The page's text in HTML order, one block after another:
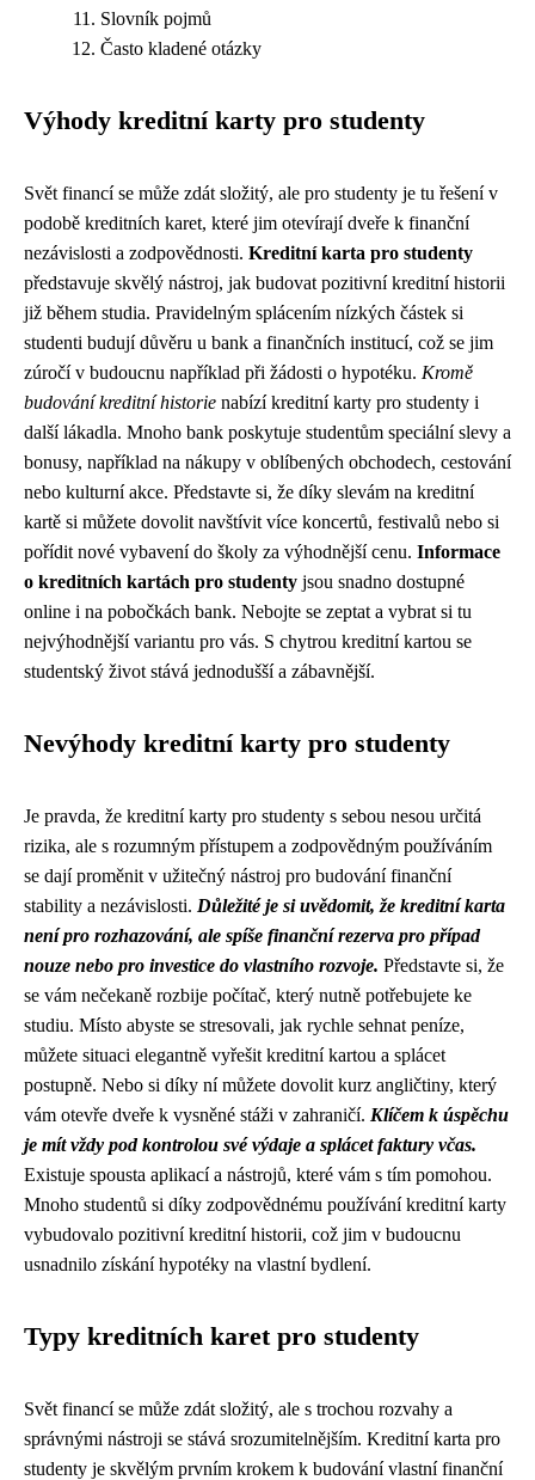
Slovník pojmů
Často kladené otázky
Výhody kreditní karty pro studenty
Svět financí se může zdát složitý, ale pro studenty je tu řešení v
podobě kreditních karet, které jim otevírají dveře k finanční
nezávislosti a zodpovědnosti. Kreditní karta pro studenty
představuje skvělý nástroj, jak budovat pozitivní kreditní historii
již během studia. Pravidelným splácením nízkých částek si
studenti budují důvěru u bank a finančních institucí, což se jim
zúročí v budoucnu například při žádosti o hypotéku. Kromě
budování kreditní historie nabízí kreditní karty pro studenty i
další lákadla. Mnoho bank poskytuje studentům speciální slevy a
bonusy, například na nákupy v oblíbených obchodech, cestování
nebo kulturní akce. Představte si, že díky slevám na kreditní
kartě si můžete dovolit navštívit více koncertů, festivalů nebo si
pořídit nové vybavení do školy za výhodnější cenu. Informace
o kreditních kartách pro studenty jsou snadno dostupné
online i na pobočkách bank. Nebojte se zeptat a vybrat si tu
nejvýhodnější variantu pro vás. S chytrou kreditní kartou se
studentský život stává jednodušší a zábavnější.
Nevýhody kreditní karty pro studenty
Je pravda, že kreditní karty pro studenty s sebou nesou určitá
rizika, ale s rozumným přístupem a zodpovědným používáním
se dají proměnit v užitečný nástroj pro budování finanční
stability a nezávislosti. Důležité je si uvědomit, že kreditní karta
není pro rozhazování, ale spíše finanční rezerva pro případ
nouze nebo pro investice do vlastního rozvoje. Představte si, že
se vám nečekaně rozbije počítač, který nutně potřebujete ke
studiu. Místo abyste se stresovali, jak rychle sehnat peníze,
můžete situaci elegantně vyřešit kreditní kartou a splácet
postupně. Nebo si díky ní můžete dovolit kurz angličtiny, který
vám otevře dveře k vysněné stáži v zahraničí. Klíčem k úspěchu
je mít vždy pod kontrolou své výdaje a splácet faktury včas.
Existuje spousta aplikací a nástrojů, které vám s tím pomohou.
Mnoho studentů si díky zodpovědnému používání kreditní karty
vybudovalo pozitivní kreditní historii, což jim v budoucnu
usnadnilo získání hypotéky na vlastní bydlení.
Typy kreditních karet pro studenty
Svět financí se může zdát složitý, ale s trochou rozvahy a
správnými nástroji se stává srozumitelnějším. Kreditní karta pro
studenty je skvělým prvním krokem k budování vlastní finanční